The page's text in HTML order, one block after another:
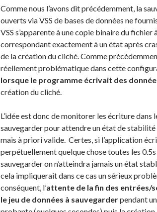
Comme nous l’avons dit précédemment, la
ouverts via VSS de bases de données ne
VSS s’apparente à une copie binaire du fichier
correspondant exactement à un état après
de la création du cliché. Comme
réellement problématique dans cette
lorsque le programme écrivait des
création du cliché.
L’idée est donc de monitorer les écriture dans
sauvegarder pour attendre un état de
mais à priori valide. Certes, si l’application
perpétuellement quelque chose toutes les
sauvegarder on n’atteindra jamais un état
cela impliquerait dans ce cas un sérieux
conséquent, l’attente de la fin des entrées/
le jeu de données à sauvegarderpendant